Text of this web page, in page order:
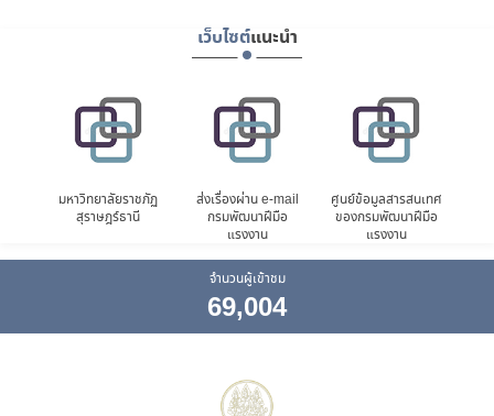
เว็บไซต์แนะนำ
มหาวิทยาลัยราชภัฏ
สุราษฎร์ธานี
ส่งเรื่องผ่าน e-mail
กรมพัฒนาฝีมือ
แรงงาน
ศูนย์ข้อมูลสารสนเทศ
ของกรมพัฒนาฝีมือ
แรงงาน
จำนวนผู้เข้าชม
69,004